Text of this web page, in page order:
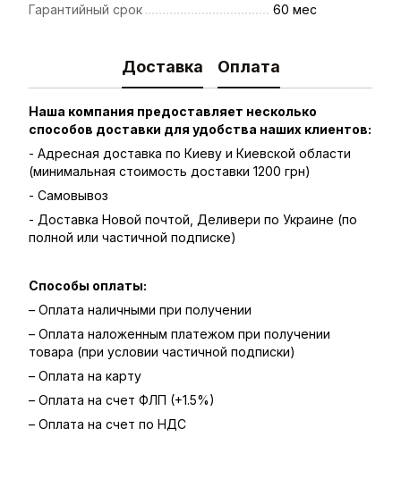
Гарантийный срок 60 мес
Доставка Оплата
Наша компания предоставляет несколько
способов доставки для удобства наших клиентов:
- Адресная доставка по Киеву и Киевской области
(минимальная стоимость доставки 1200 грн)
- Самовывоз
- Доставка Новой почтой, Деливери по Украине (по
полной или частичной подписке)
Способы оплаты:
– Оплата наличными при получении
– Оплата наложенным платежом при получении
товара (при условии частичной подписки)
– Оплата на карту
– Оплата на счет ФЛП (+1.5%)
– Оплата на счет по НДС